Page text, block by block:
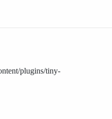
plugins/tiny-